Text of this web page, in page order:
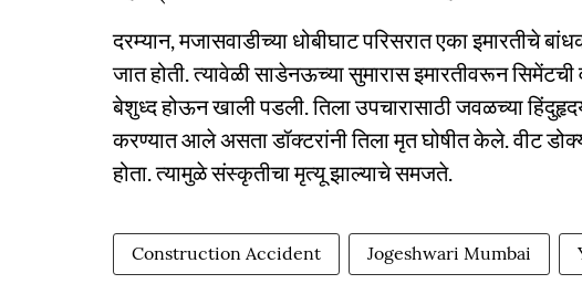
दरम्यान, मजासवाडीच्या धोबीघाट परिसरात एका इमारतीचे
जात होती. त्यावेळी साडेनऊच्या सुमारास इमारतीवरून
बेशुध्द होऊन खाली पडली. तिला उपचारासाठी जवळच्या
करण्यात आले असता डॉक्टरांनी तिला मृत घोषीत केले. वीट
होता. त्यामुळे संस्कृतीचा मृत्यू झाल्याचे समजते.
Construction Accident Jogeshwari Mumbai